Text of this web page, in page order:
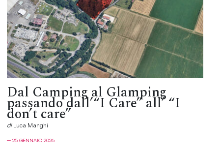
Dal Camping al Glamping
passando dall’“I Care” all’ “I
don’t care”
diLuca Manghi
─ 25 GENNAIO 2026